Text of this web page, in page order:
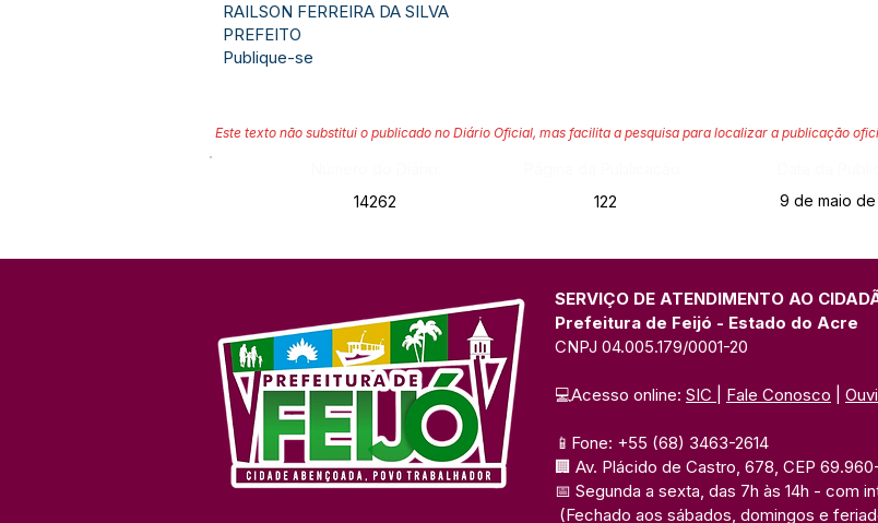
RAILSON FERREIRA DA SILVA
PREFEITO
Publique-se
Este texto não substitui o publicado no Diário Oficial, mas facilita a pesquisa para localizar a publicação
14262
122 9 de maio
SERVIÇO DE ATENDIMENTO AO
Prefeitura de Feijó - Estado do Acre
CNPJ 04.005.179/0001-20
💻Acesso online: SIC Fale Conosco
📱Fone: +55 (68) 3463-2614
🏢 Av. Plácido de Castro, 678, CEP
📅 Segunda a sexta, das 7h às 14h - com
(Fechado aos sábados, domingos e